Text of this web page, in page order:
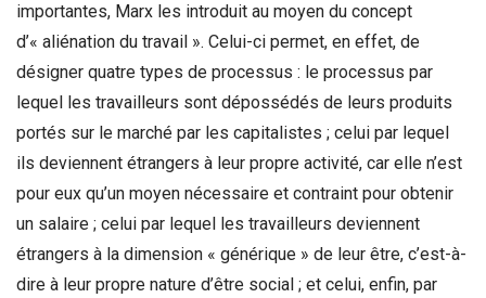
importantes, Marx les introduit au moyen du concept
d’« aliénation du travail ». Celui-ci permet, en effet, de
désigner quatre types de processus : le processus par
lequel les travailleurs sont dépossédés de leurs produits
portés sur le marché par les capitalistes ; celui par lequel
ils deviennent étrangers à leur propre activité, car elle n’est
pour eux qu’un moyen nécessaire et contraint pour obtenir
un salaire ; celui par lequel les travailleurs deviennent
étrangers à la dimension « générique » de leur être, c’est-à-
dire à leur propre nature d’être social ; et celui, enfin, par